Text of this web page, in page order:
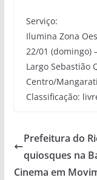
Serviço:
Ilumina Zona
22/01 (domingo)
Largo Sebastião
Centro/
Classificação:
Prefeitura do
quiosques na
Cinema em